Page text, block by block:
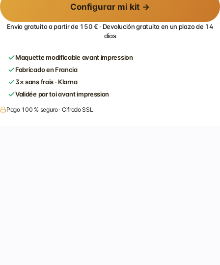
Configurar mi kit →
Envío gratuito a partir de 150 € · Devolución gratuita en un plazo de 14
días
Maquette modificable avant impression
Fabricado en Francia
3× sans frais · Klarna
Validée par toi avant impression
Pago 100 % seguro · Cifrado SSL